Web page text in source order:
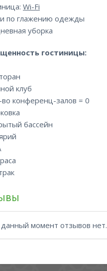
Wi-Fi
по глажению одежды
уборка
гостиницы:
клуб
конференц-залов = 0
бассейн
момент отзывов нет.